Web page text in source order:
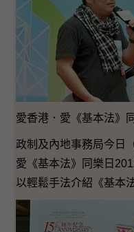
愛香港．愛《基本法》
政制及內地事務局今日
愛《基本法》同樂日
以輕鬆手法介紹《基本